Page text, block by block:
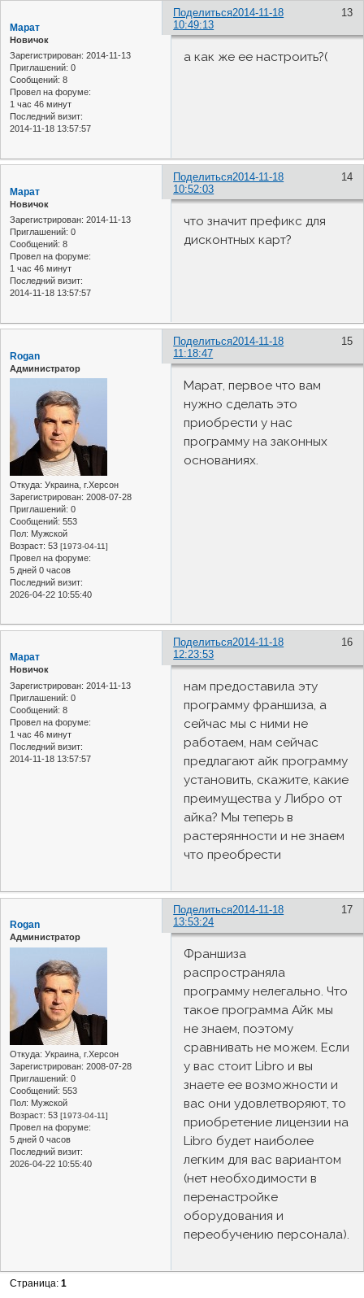
Поделиться 13
2014-11-18
10:49:13
Марат
Новичок
Зарегистрирован: 2014-11-13
Приглашений: 0
Сообщений: 8
Провел на форуме:
1 час 46 минут
Последний визит:
2014-11-18 13:57:57
а как же ее настроить?(
Поделиться 14
2014-11-18
10:52:03
Марат
Новичок
Зарегистрирован: 2014-11-13
Приглашений: 0
Сообщений: 8
Провел на форуме:
1 час 46 минут
Последний визит:
2014-11-18 13:57:57
что значит префикс для
дисконтных карт?
Поделиться 15
2014-11-18
11:18:47
Rogan
Администратор
Откуда: Украина, г.Херсон
Зарегистрирован: 2008-07-28
Приглашений: 0
Сообщений: 553
Пол: Мужской
Возраст: 53 [1973-04-11]
Провел на форуме:
5 дней 0 часов
Последний визит:
2026-04-22 10:55:40
Марат, первое что вам
нужно сделать это
приобрести у нас
программу на законных
основаниях.
Поделиться 16
2014-11-18
12:23:53
Марат
Новичок
Зарегистрирован: 2014-11-13
Приглашений: 0
Сообщений: 8
Провел на форуме:
1 час 46 минут
Последний визит:
2014-11-18 13:57:57
нам предоставила эту
программу франшиза, а
сейчас мы с ними не
работаем, нам сейчас
предлагают айк программу
установить, скажите, какие
преимущества у Либро от
айка? Мы теперь в
растерянности и не знаем
что преобрести
Поделиться 17
2014-11-18
13:53:24
Rogan
Администратор
Откуда: Украина, г.Херсон
Зарегистрирован: 2008-07-28
Приглашений: 0
Сообщений: 553
Пол: Мужской
Возраст: 53 [1973-04-11]
Провел на форуме:
5 дней 0 часов
Последний визит:
2026-04-22 10:55:40
Франшиза
распространяла
программу нелегально. Что
такое программа Айк мы
не знаем, поэтому
сравнивать не можем. Если
у вас стоит Libro и вы
знаете ее возможности и
вас они удовлетворяют, то
приобретение лицензии на
Libro будет наиболее
легким для вас вариантом
(нет необходимости в
перенастройке
оборудования и
переобучению персонала).
Страница:1